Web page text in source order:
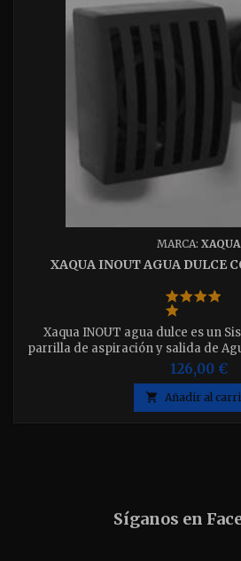
MARCA: XAQUA
XAQUA INOUT AGUA DULCE
Xaqua INOUT agua dulce es un
parrilla de aspiración y salida de
Negro. Incluye las mangueras
126,00 €
 Añadir al
Síganos en